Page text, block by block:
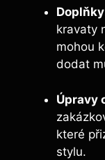
kravaty
mohou
dodat
Úpravy
které
stylu.